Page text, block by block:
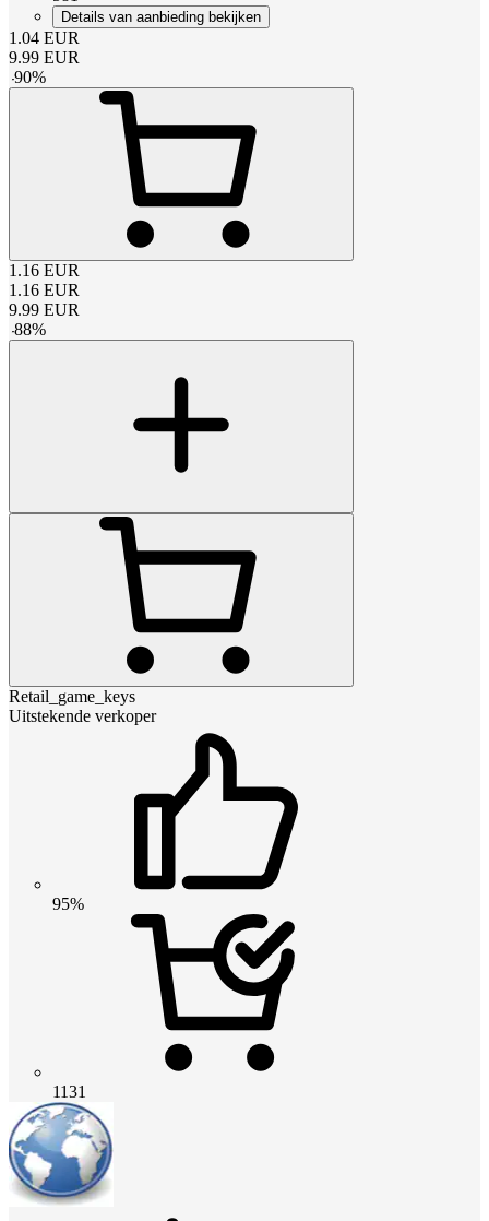
Details van aanbieding bekijken
1.04 EUR
9.99 EUR
-90%
1.16 EUR
1.16 EUR
9.99 EUR
-88%
Retail_game_keys
Uitstekende verkoper
95%
1131